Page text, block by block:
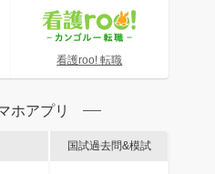
看護roo! 転職
ホアプリ
国試過去問&模試